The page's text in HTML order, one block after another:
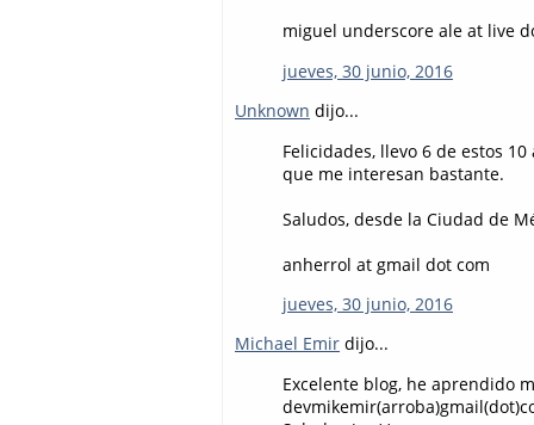
miguel underscore ale at live
jueves, 30 junio, 2016
Unknown dijo...
Felicidades, llevo 6 de estos
que me interesan bastante.
Saludos, desde la Ciudad de
anherrol at gmail dot com
jueves, 30 junio, 2016
Michael Emir dijo...
Excelente blog, he aprendido